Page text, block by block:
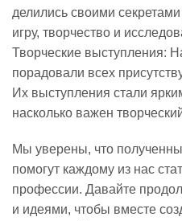
делились своими
игру, творчество и
Творческие выступления:
порадовали всех
Их выступления стали
насколько важен
️Мы уверены, что
помогут каждому из нас
профессии. Давайте
и идеями, чтобы вместе